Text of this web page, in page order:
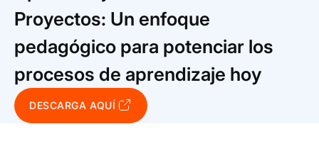
Trabaja con nosotros
Ver todo
Español
Español
progresivos de gestión
Ver todos
Proyectos: Un enfoque
pedagógico para potenciar los
procesos de aprendizaje hoy
DESCARGA AQUÍ